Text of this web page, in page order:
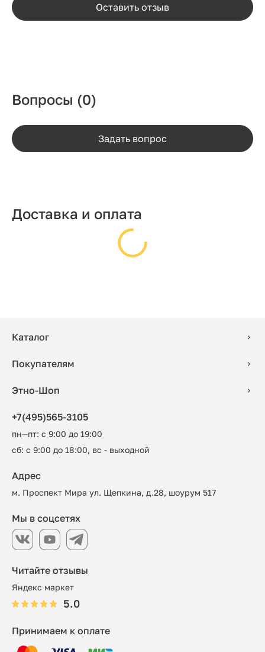
Оставить отзыв
Вопросы (0)
Задать вопрос
Доставка и оплата
Каталог
Покупателям
Этно-Шоп
+7(495)565-3105
пн—пт: с 9:00 до 19:00
сб: с 9:00 до 18:00, вс - выходной
Читайте отзывы
Яндекс маркет
5.0
Адрес
м. Проспект Мира ул. Щепкина, д.28, шоурум 517
Принимаем к оплате
Мы в соцсетях